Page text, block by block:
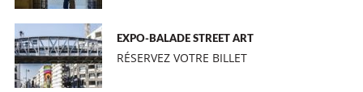
EXPO-BALADE STREET ART
RÉSERVEZ VOTRE BILLET